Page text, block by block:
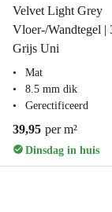
Velvet Light Grey
Vloer-/Wandtegel |
Grijs Uni
Mat
8.5 mm dik
Gerectificeerd
39,95 per m²
Dinsdag in huis